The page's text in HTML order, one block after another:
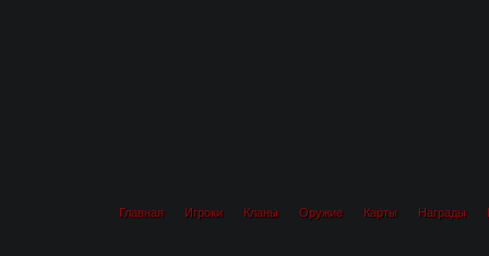
Главная Игроки Кланы Оружие Карты Награды